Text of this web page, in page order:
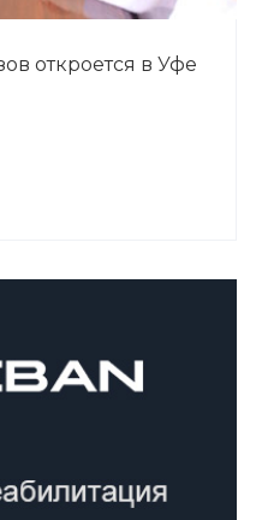
откроется в Уфе